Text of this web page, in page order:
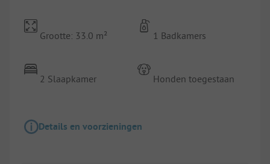
Grootte: 33.0 m²
2 Slaapkamer
1 Badkamers
Honden toegestaan
Details en voorzieningen